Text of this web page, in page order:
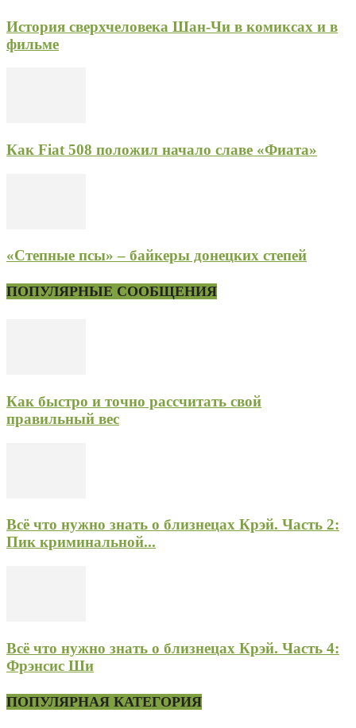
История сверхчеловека Шан-Чи в комиксах и в
фильме
Как Fiat 508 положил начало славе «Фиата»
«Степные псы» – байкеры донецких степей
ПОПУЛЯРНЫЕ СООБЩЕНИЯ
Как быстро и точно рассчитать свой
правильный вес
Всё что нужно знать о близнецах Крэй. Часть 2:
Пик криминальной...
Всё что нужно знать о близнецах Крэй. Часть 4:
Фрэнсис Ши
ПОПУЛЯРНАЯ КАТЕГОРИЯ